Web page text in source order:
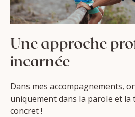
Une approche
incarnée
Dans mes accompagnements,
uniquement dans la parole et la
concret !